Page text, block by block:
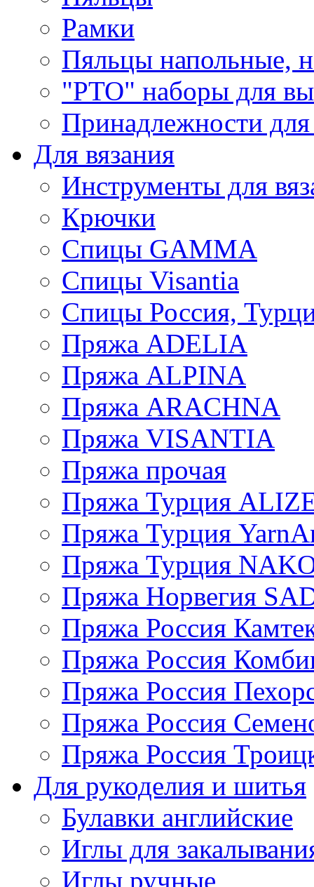
Рамки
Пяльцы напольные,
"РТО" наборы для
Принадлежности
Для вязания
Инструменты для
Крючки
Спицы GAMMA
Спицы Visantia
Спицы Россия,
Пряжа ADELIA
Пряжа ALPINA
Пряжа ARACHNA
Пряжа VISANTIA
Пряжа прочая
Пряжа Турция
Пряжа Турция
Пряжа Турция
Пряжа Норвегия
Пряжа Россия
Пряжа Россия
Пряжа Россия
Пряжа Россия
Пряжа Россия
Для рукоделия и шитья
Булавки английские
Иглы для
Иглы ручные